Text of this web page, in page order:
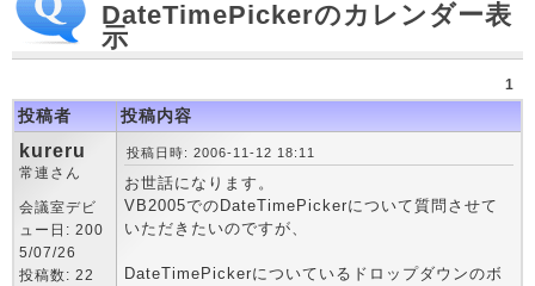
DateTimePickerのカレンダー表
示
1
投稿者 投稿内容
kureru
常連さん
会議室デビ
ュー日: 200
5/07/26
投稿数: 22
投稿日時: 2006-11-12 18:11
お世話になります。
VB2005でのDateTimePickerについて質問させて
いただきたいのですが、
DateTimePickerについているドロップダウンのボ